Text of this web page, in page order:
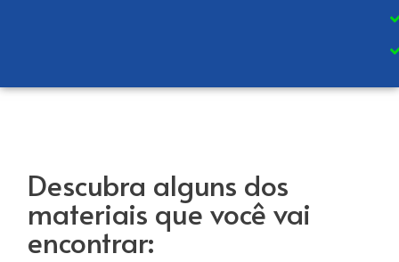
Descubra alguns dos
materiais que você vai
encontrar: